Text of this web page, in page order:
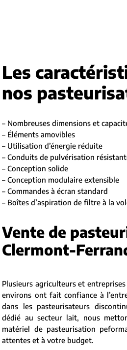
Les
nos
– Nombreuses dimensions et
– Éléments amovibles
– Utilisation d’énergie réduite
– Conduits de pulvérisation
– Conception solide
– Conception modulaire extensible
– Commandes à écran standard
– Boîtes d’aspiration de filtre à la
Vente de
Clermont-
Plusieurs agriculteurs et entreprises
environs ont fait confiance à
dans les pasteurisateurs
dédié au secteur lait, nous
matériel de pasteurisation
attentes et à votre budget.